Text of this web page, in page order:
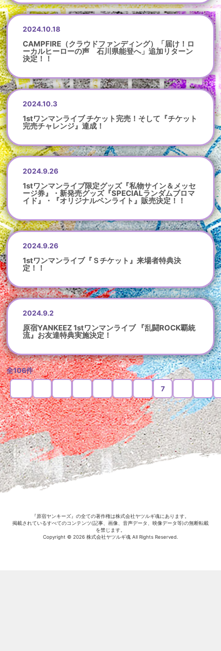
2024.10.18
CAMPFIRE（クラウドファンディング）「届け！ロ
ーカルヒーローの声 石川県能登へ」追加リターン
決定！！
2024.10.3
1stワンマンライブ チケット完売！そして『チケット
完売チャレンジ』達成！
2024.9.26
1stワンマンライブ限定グッズ『私物サイン＆メッセ
ージ券』・新発売グッズ『SPECIALランダムブロマ
イド』・『オリジナルペンライト』販売決定！！
2024.9.26
1stワンマンライブ『Ｓチケット』来場者特典決
定！！
2024.9.2
原宿YANKEEZ 1stワンマンライブ 『乱闘ROCK覇統
流』お友達特典実施決定！
全106件
7
『原宿ヤンキーズ』の全ての著作権は株式会社ヤツルギ魂にあります。
掲載されているすべてのコンテンツ(記事、画像、音声データ、映像データ等)の無断転載
を禁じます。
Copyright © 2026 株式会社ヤツルギ魂 All Rights Reserved.